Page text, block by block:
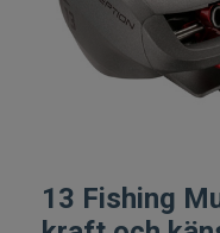
Rullar
Havsfiskerullar
13 Fishing